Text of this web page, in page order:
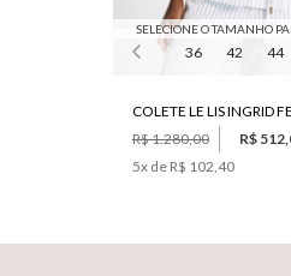
SELECIONE O TAMANHO
36 42 44
COLETE LE LIS INGRID
R$ 1.280,00
R$
5x de R$ 102,40